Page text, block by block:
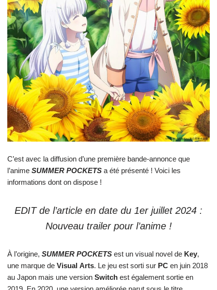
C’est avec la diffusion d’une première bande-annonce que
l’anime SUMMER POCKETS a été présenté ! Voici les
informations dont on dispose !
EDIT de l’article en date du 1er juillet 2024 :
Nouveau trailer pour l’anime !
À l’origine, SUMMER POCKETS est un visual novel de Key,
une marque de Visual Arts. Le jeu est sorti sur PC en juin 2018
au Japon mais une version Switch est également sortie en